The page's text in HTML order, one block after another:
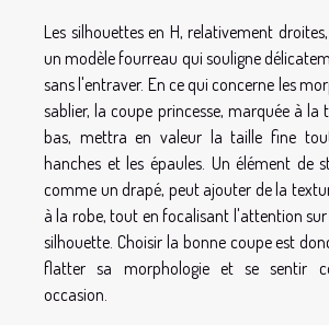
Les silhouettes en H, relativement
un modèle fourreau qui souligne
sans l'entraver. En ce qui concerne les
sablier, la coupe princesse, marquée à la
bas, mettra en valeur la taille fine
hanches et les épaules. Un élément de
comme un drapé, peut ajouter de la
à la robe, tout en focalisant l'attention
silhouette. Choisir la bonne coupe est
flatter sa morphologie et se sentir
occasion.